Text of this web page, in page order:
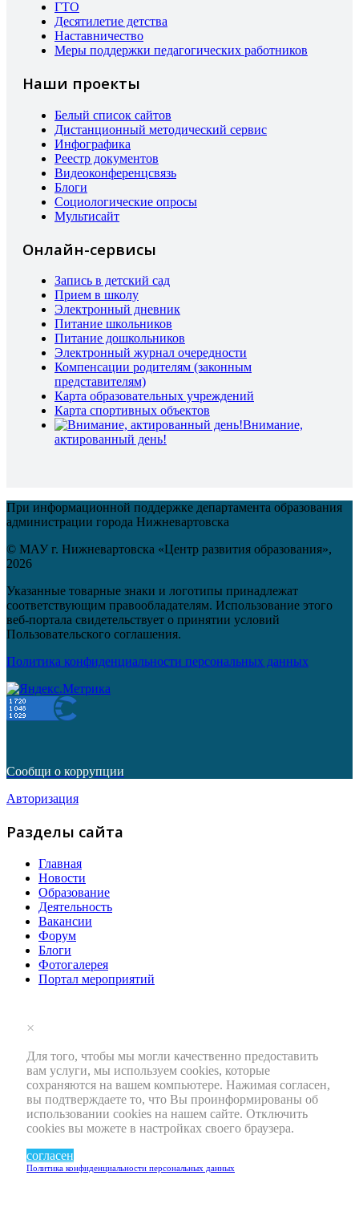
ГТО
Десятилетие детства
Наставничество
Меры поддержки педагогических работников
Наши проекты
Белый список сайтов
Дистанционный методический сервис
Инфографика
Реестр документов
Видеоконференцсвязь
Блоги
Социологические опросы
Мультисайт
Онлайн-сервисы
Запись в детский сад
Прием в школу
Электронный дневник
Питание школьников
Питание дошкольников
Электронный журнал очередности
Компенсации родителям (законным
представителям)
Карта образовательных учреждений
Карта спортивных объектов
Внимание,
актированный день!
При информационной поддержке департамента образования
администрации города Нижневартовска
© МАУ г. Нижневартовска «Центр развития образования»,
2026
Указанные товарные знаки и логотипы принадлежат
соответствующим правообладателям. Использование этого
веб-портала свидетельствует о принятии условий
Пользовательского соглашения.
Политика конфиденциальности персональных данных
Сообщи о коррупции
Авторизация
Разделы сайта
Главная
Новости
Образование
Деятельность
Вакансии
Форум
Блоги
Фотогалерея
Портал мероприятий
×
Для того, чтобы мы могли качественно предоставить
вам услуги, мы используем cookies, которые
сохраняются на вашем компьютере. Нажимая согласен,
вы подтверждаете то, что Вы проинформированы об
использовании cookies на нашем сайте. Отключить
cookies вы можете в настройках своего браузера.
согласен
Политика конфиденциальности персональных данных